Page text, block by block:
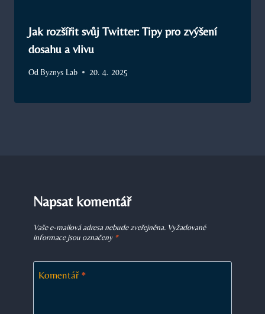
Jak rozšířit svůj Twitter: Tipy pro zvýšení
dosahu a vlivu
Od Byznys Lab 20. 4. 2025
Napsat komentář
Vaše e-mailová adresa nebude zveřejněna. Vyžadované
informace jsou označeny *
Komentář *